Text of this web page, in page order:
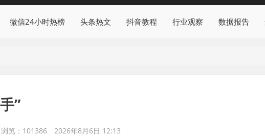
微信24小时热榜 头条热文 抖音教程 行业观察 数据报告
”
浏览：101386 2026年8月6日 12:13